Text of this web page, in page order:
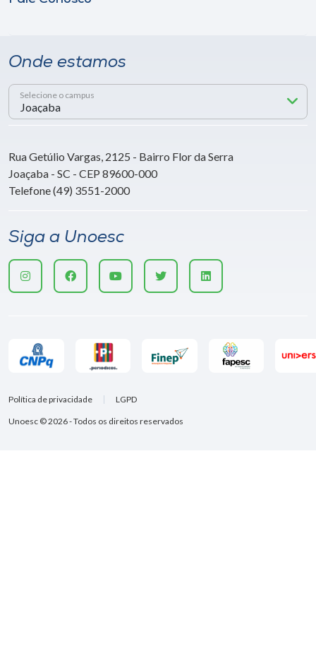
Onde estamos
Selecione o campus
Rua Getúlio Vargas, 2125 - Bairro Flor da Serra
Joaçaba - SC - CEP 89600-000
Telefone (49) 3551-2000
Siga a Unoesc
Unoesc © 2026 - Todos os direitos reservados
Política de privacidade LGPD